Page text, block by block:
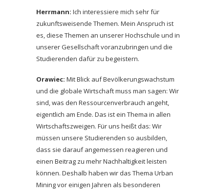
Herrmann: Ich interessiere mich sehr für
zukunftsweisende Themen. Mein Anspruch ist
es, diese Themen an unserer Hochschule und in
unserer Gesellschaft voranzubringen und die
Studierenden dafür zu begeistern.
Orawiec: Mit Blick auf Bevölkerungswachstum
und die globale Wirtschaft muss man sagen: Wir
sind, was den Ressourcenverbrauch angeht,
eigentlich am Ende. Das ist ein Thema in allen
Wirtschaftszweigen. Für uns heißt das: Wir
müssen unsere Studierenden so ausbilden,
dass sie darauf angemessen reagieren und
einen Beitrag zu mehr Nachhaltigkeit leisten
können. Deshalb haben wir das Thema Urban
Mining vor einigen Jahren als besonderen